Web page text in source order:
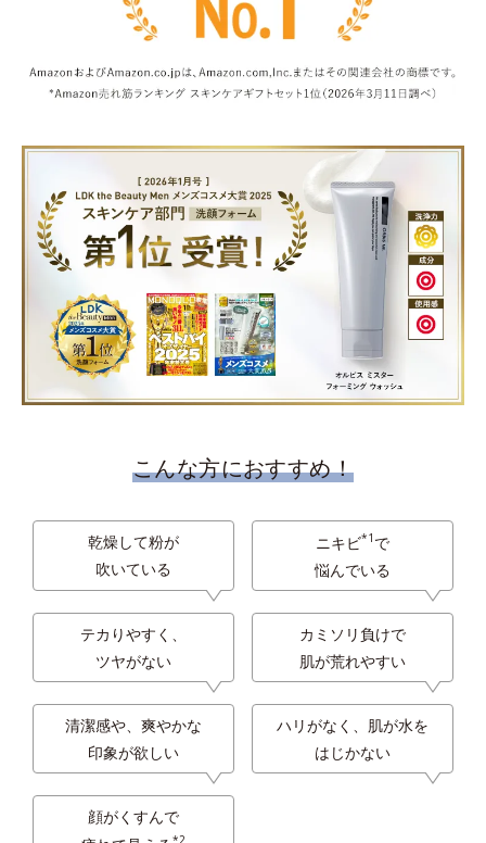
こんな方におすすめ！
乾燥して粉が
吹いている
ニキビ*1 で
悩んでいる
テカりやすく、
ツヤがない
カミソリ負けで
肌が荒れやすい
清潔感や、爽やかな
印象が欲しい
ハリがなく、肌が水を
はじかない
顔がくすんで
*2